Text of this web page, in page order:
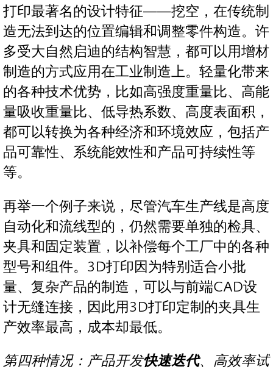
打印最著名的设计特征——挖空，在传统制
造无法到达的位置编辑和调整零件构造。许
多受大自然启迪的结构智慧，都可以用增材
制造的方式应用在工业制造上。轻量化带来
的各种技术优势，比如高强度重量比、高能
量吸收重量比、低导热系数、高度表面积，
都可以转换为各种经济和环境效应，包括产
品可靠性、系统能效性和产品可持续性等
等。
再举一个例子来说，尽管汽车生产线是高度
自动化和流线型的，仍然需要单独的检具、
夹具和固定装置，以补偿每个工厂中的各种
型号和组件。3D打印因为特别适合小批
量、复杂产品的制造，可以与前端CAD设
计无缝连接，因此用3D打印定制的夹具生
产效率最高，成本却最低。
第四种情况：产品开发快速迭代、高效率试